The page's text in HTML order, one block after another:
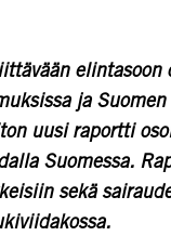
ja
uusi raportti
Suomessa.
sekä